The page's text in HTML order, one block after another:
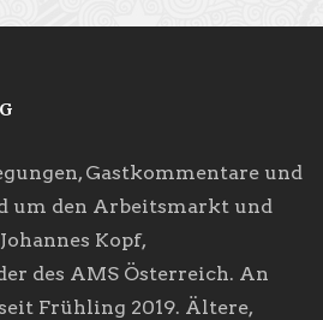
Gastkommentare und
um den Arbeitsmarkt und
Kopf,
des AMS Österreich. An
Frühling 2019. Ältere,